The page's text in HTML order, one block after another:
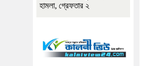
হামলা, গ্রেফতার ২